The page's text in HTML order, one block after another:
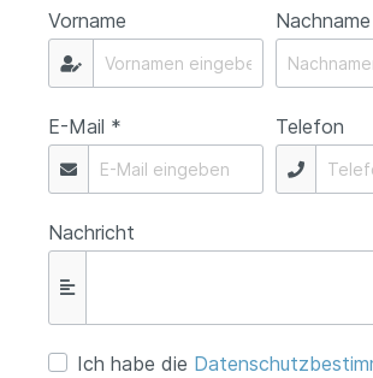
Vorname
E-Mail * Telefon
Nachricht
Ich habe die